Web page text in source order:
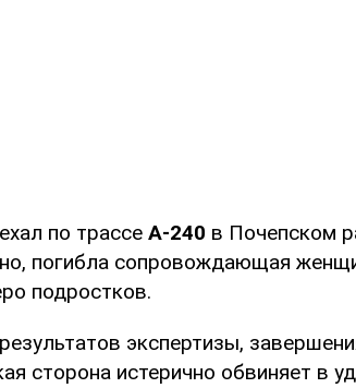
по трассе А-240 в Почепском
погибла сопровождающая
подростков.
экспертизы,
сторона истерично обвиняет в